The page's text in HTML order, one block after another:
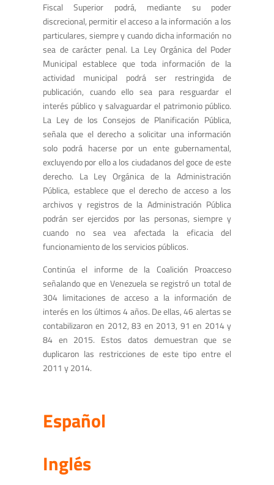
Fiscal Superior podrá, mediante su poder
discrecional, permitir el acceso a la información a los
particulares, siempre y cuando dicha información no
sea de carácter penal. La Ley Orgánica del Poder
Municipal establece que toda información de la
actividad municipal podrá ser restringida de
publicación, cuando ello sea para resguardar el
interés público y salvaguardar el patrimonio público.
La Ley de los Consejos de Planificación Pública,
señala que el derecho a solicitar una información
solo podrá hacerse por un ente gubernamental,
excluyendo por ello a los ciudadanos del goce de este
derecho. La Ley Orgánica de la Administración
Pública, establece que el derecho de acceso a los
archivos y registros de la Administración Pública
podrán ser ejercidos por las personas, siempre y
cuando no sea vea afectada la eficacia del
funcionamiento de los servicios públicos.
Continúa el informe de la Coalición Proacceso
señalando que en Venezuela se registró un total de
304 limitaciones de acceso a la información de
interés en los últimos 4 años. De ellas, 46 alertas se
contabilizaron en 2012, 83 en 2013, 91 en 2014 y
84 en 2015. Estos datos demuestran que se
duplicaron las restricciones de este tipo entre el
2011 y 2014.
Español
Inglés